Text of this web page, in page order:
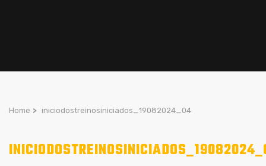
Home > iniciodostreinosiniciados_19082024_04